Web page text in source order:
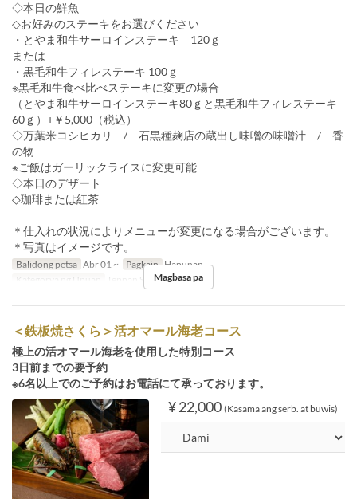
◇本日の鮮魚
◇お好みのステーキをお選びください
・とやま和牛サーロインステーキ 120ｇ
または
・黒毛和牛フィレステーキ 100ｇ
※黒毛和牛食べ比べステーキに変更の場合
（とやま和牛サーロインステーキ80ｇと黒毛和牛フィレステーキ
60ｇ）+￥5,000（税込）
◇万葉米コシヒカリ / 石黒種麹店の蔵出し味噌の味噌汁 / 香
の物
※ご飯はガーリックライスに変更可能
◇本日のデザート
◇珈琲または紅茶
＊仕入れの状況によりメニューが変更になる場合がございます。
＊写真はイメージです。
Balidong petsa Abr 01 ~ Pagkain Hapunan
Kategorya ng Upuan
Teppan SAKURAMagbasa pa
＜鉄板焼さくら＞活オマール海老コース
極上の活オマール海老を使用した特別コース
3日前までの要予約
※6名以上でのご予約はお電話にて承っております。
¥ 22,000 (Kasama ang serb. at buwis)